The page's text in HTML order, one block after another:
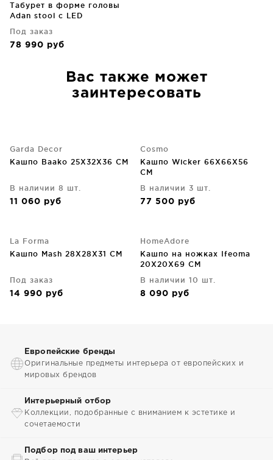
Табурет в форме головы
Adan stool c LED
Под заказ
78 990 руб
Вас также может
заинтересовать
Garda Decor
Кашпо Baako 25X32X36 CM
В наличии 8 шт.
11 060 руб
Cosmo
Кашпо Wicker 66X66X56
CM
В наличии 3 шт.
77 500 руб
La Forma
Кашпо Mash 28X28X31 CM
Под заказ
14 990 руб
HomeAdore
Кашпо на ножках Ifeoma
20X20X69 CM
В наличии 10 шт.
8 090 руб
Европейские бренды
Оригинальные предметы интерьера от европейских и
мировых брендов
Интерьерный отбор
Коллекции, подобранные с вниманием к эстетике и
сочетаемости
Подбор под ваш интерьер